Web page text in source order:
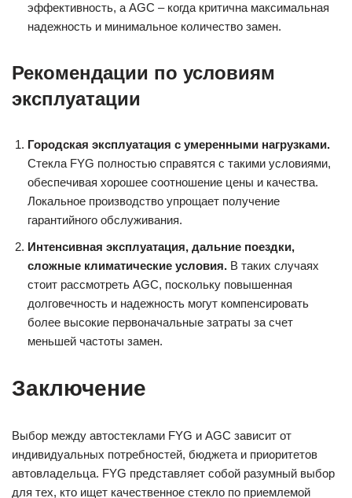
эффективность, а AGC – когда критична максимальная
надежность и минимальное количество замен.
Рекомендации по условиям
эксплуатации
Городская эксплуатация с умеренными нагрузками.
Стекла FYG полностью справятся с такими условиями,
обеспечивая хорошее соотношение цены и качества.
Локальное производство упрощает получение
гарантийного обслуживания.
Интенсивная эксплуатация, дальние поездки,
сложные климатические условия. В таких случаях
стоит рассмотреть AGC, поскольку повышенная
долговечность и надежность могут компенсировать
более высокие первоначальные затраты за счет
меньшей частоты замен.
Заключение
Выбор между автостеклами FYG и AGC зависит от
индивидуальных потребностей, бюджета и приоритетов
автовладельца. FYG представляет собой разумный выбор
для тех, кто ищет качественное стекло по приемлемой